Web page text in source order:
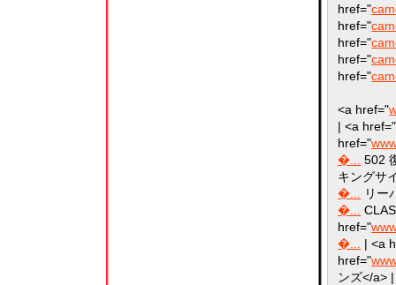
href="
href="
href="
href="
href="
<a href="
| <a href="
href="
�...
502
キングサ
�...
リー
�...
href="
�...
| <a
href="
ンズ</a>